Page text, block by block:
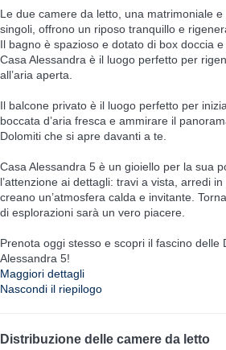
Le due camere da letto, una matrimoniale
singoli, offrono un riposo tranquillo e
Il bagno è spazioso e dotato di box doccia e
Casa Alessandra è il luogo perfetto per
all’aria aperta.
Il balcone privato è il luogo perfetto per
boccata d’aria fresca e ammirare il
Dolomiti che si apre davanti a te.
Casa Alessandra 5 è un gioiello per la sua
l’attenzione ai dettagli: travi a vista, arredi
creano un’atmosfera calda e invitante.
di esplorazioni sarà un vero piacere.
Prenota oggi stesso e scopri il fascino delle
Alessandra 5!
Maggiori dettagli
Nascondi il riepilogo
Distribuzione delle camere da letto